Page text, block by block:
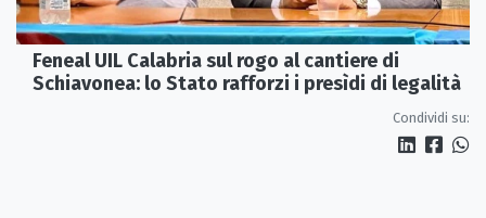
Feneal UIL Calabria sul rogo al cantiere di
Schiavonea: lo Stato rafforzi i presìdi di legalità
Condividi su: